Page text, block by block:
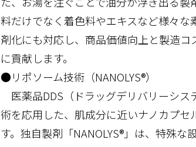
料だけでなく着色料やエキスなど様々な
剤化にも対応し、商品価値向上と製造コ
に貢献します。
●リポソーム技術（NANOLYS®）
医薬品DDS（ドラッグデリバリーシス
術を応用した、肌成分に近いナノカプセ
す。独自製剤「NANOLYS®」は、特殊な